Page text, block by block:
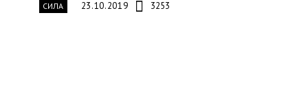
СИЛА 23.10.2019 3253